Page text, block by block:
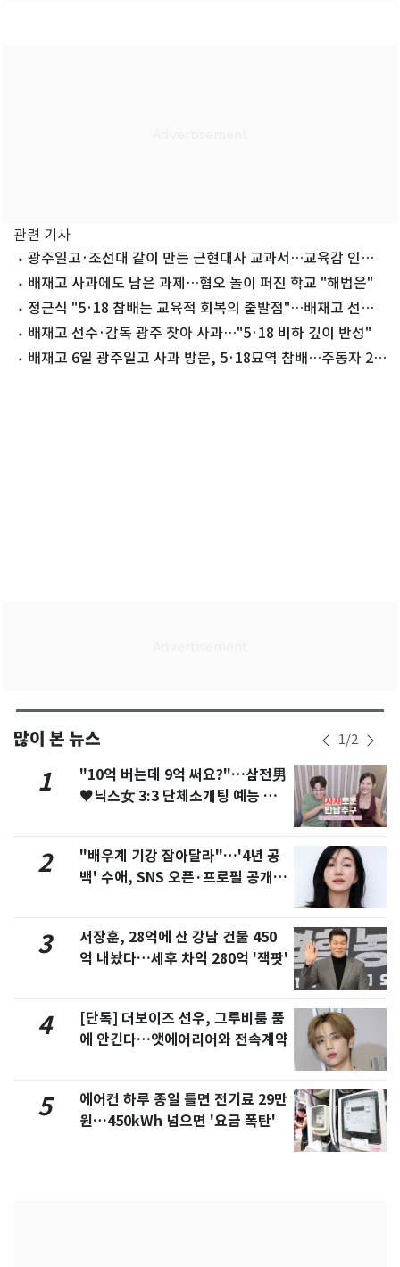
관련 기사
광주일고·조선대 같이 만든 근현대사 교과서…교육감 인정
도서 됐다
배재고 사과에도 남은 과제…혐오 놀이 퍼진 학교 "해법은"
정근식 "5·18 참배는 교육적 회복의 출발점"…배재고 선수·
감독 "깊이 반성"(종합)
배재고 선수·감독 광주 찾아 사과…"5·18 비하 깊이 반성"
배재고 6일 광주일고 사과 방문, 5·18묘역 참배…주동자 2명
많이 본 뉴스 1/2
1
"10억 버는데 9억 써요?"…삼전男
♥닉스女 3:3 단체소개팅 예능 화
2
"배우계 기강 잡아달라"…'4년 공
백' 수애, SNS 오픈·프로필 공개
3
서장훈, 28억에 산 강남 건물 450
억 내놨다…세후 차익 280억 '잭팟'
4
[단독] 더보이즈 선우, 그루비룸 품
에 안긴다…앳에어리어와 전속계약
5
에어컨 하루 종일 틀면 전기료 29만
원…450kWh 넘으면 '요금 폭탄'